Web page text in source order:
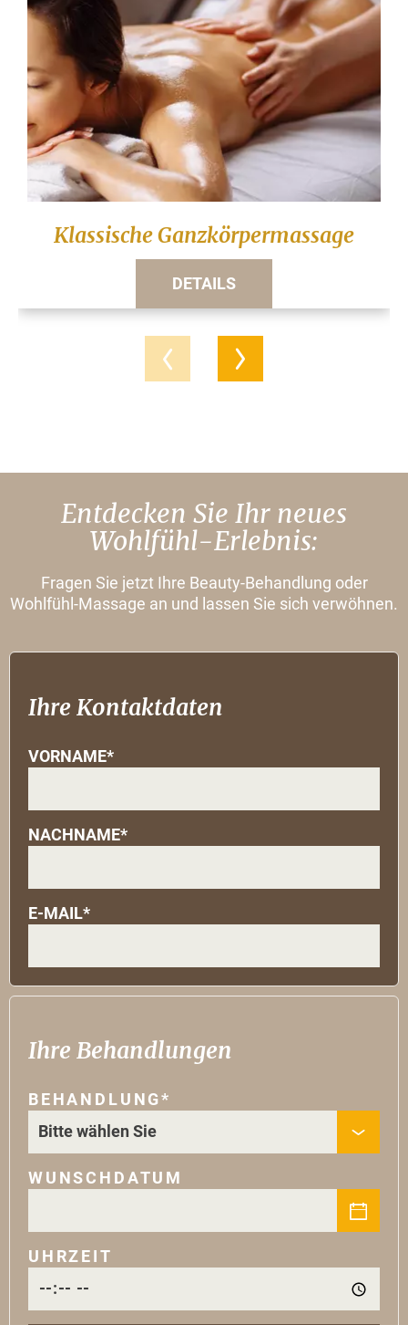
Klassische Ganzkörpermassage
DETAILS
Entdecken Sie Ihr neues
Wohlfühl-Erlebnis:
Fragen Sie jetzt Ihre Beauty-Behandlung oder
Wohlfühl-Massage an und lassen Sie sich verwöhnen.
Ihre Kontaktdaten
VORNAME*
NACHNAME*
E-MAIL*
Ihre Behandlungen
BEHANDLUNG*
WUNSCHDATUM
UHRZEIT